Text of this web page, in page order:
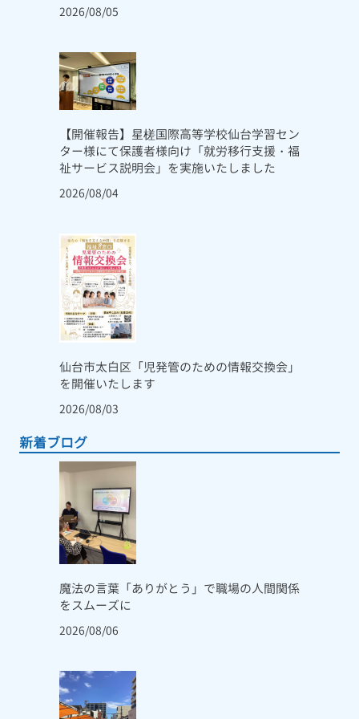
2026/08/05
【開催報告】星槎国際高等学校仙台学習セン
ター様にて保護者様向け「就労移行支援・福
祉サービス説明会」を実施いたしました
2026/08/04
仙台市太白区「児発管のための情報交換会」
を開催いたします
2026/08/03
新着ブログ
魔法の言葉「ありがとう」で職場の人間関係
をスムーズに
2026/08/06